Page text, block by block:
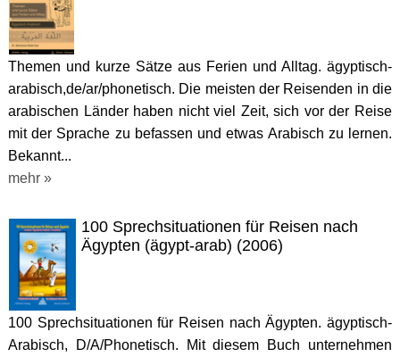
Themen und kurze Sätze aus Ferien und Alltag. ägyptisch-
arabisch,de/ar/phonetisch. Die meisten der Reisenden in die
arabischen Länder haben nicht viel Zeit, sich vor der Reise
mit der Sprache zu befassen und etwas Arabisch zu lernen.
Bekannt...
mehr »
100 Sprechsituationen für Reisen nach
Ägypten (ägypt-arab) (2006)
100 Sprechsituationen für Reisen nach Ägypten. ägyptisch-
Arabisch, D/A/Phonetisch. Mit diesem Buch unternehmen